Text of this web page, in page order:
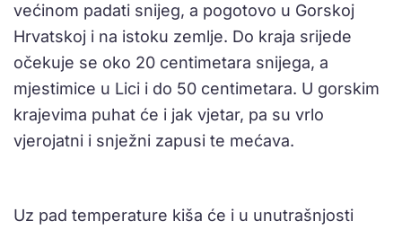
većinom padati snijeg, a pogotovo u Gorskoj
Hrvatskoj i na istoku zemlje. Do kraja srijede
očekuje se oko 20 centimetara snijega, a
mjestimice u Lici i do 50 centimetara. U gorskim
krajevima puhat će i jak vjetar, pa su vrlo
vjerojatni i snježni zapusi te mećava.
Uz pad temperature kiša će i u unutrašnjosti